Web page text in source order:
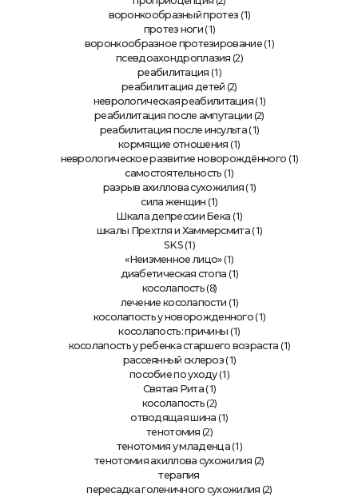
воронкообразный протез (1)
протез ноги (1)
воронкообразное протезирование(1)
псевдоахондроплазия (2)
реабилитация (1)
реабилитация детей (2)
неврологическая реабилитация (1)
реабилитация после ампутации (2)
реабилитация после инсульта(1)
кормящие отношения (1)
неврологическое развитие новорождённого (1)
самостоятельность (1)
разрыв ахиллова сухожилия (1)
сила женщин (1)
Шкала депрессии Бека (1)
шкалы Прехтля и Хаммерсмита(1)
SKS(1)
«Неизменное лицо»(1)
диабетическая стопа (1)
косолапость (8)
лечение косолапости (1)
косолапость у новорожденного (1)
косолапость: причины (1)
косолапость у ребенка старшего возраста (1)
рассеянный склероз (1)
пособие по уходу(1)
Святая Рита (1)
косолапость (2)
отводящая шина (1)
тенотомия (2)
тенотомия у младенца(1)
тенотомия ахиллова сухожилия (2)
терапия
пересадка голеничного сухожилия (2)